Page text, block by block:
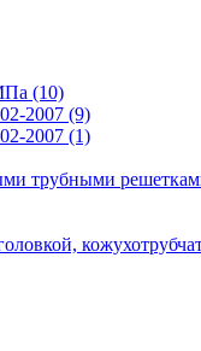
(10)
2007 (9)
2007 (1)
трубными